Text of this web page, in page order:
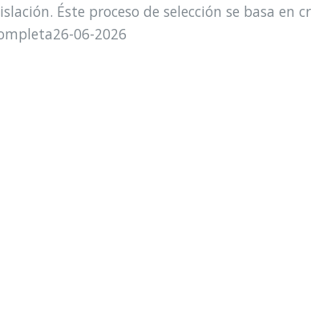
Éste proceso de selección se basa
06-2026